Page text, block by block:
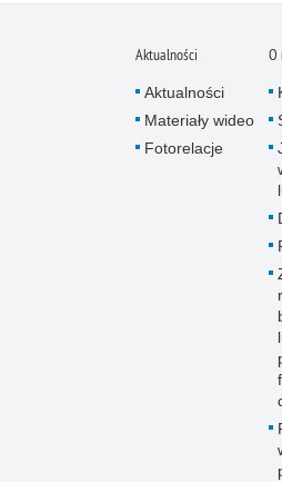
Aktualności
Aktualności
Materiały wideo
Fotorelacje
O